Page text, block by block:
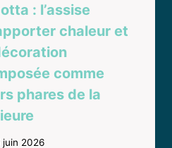
: l’assise
chaleur et
comme
phares de la
juin 2026